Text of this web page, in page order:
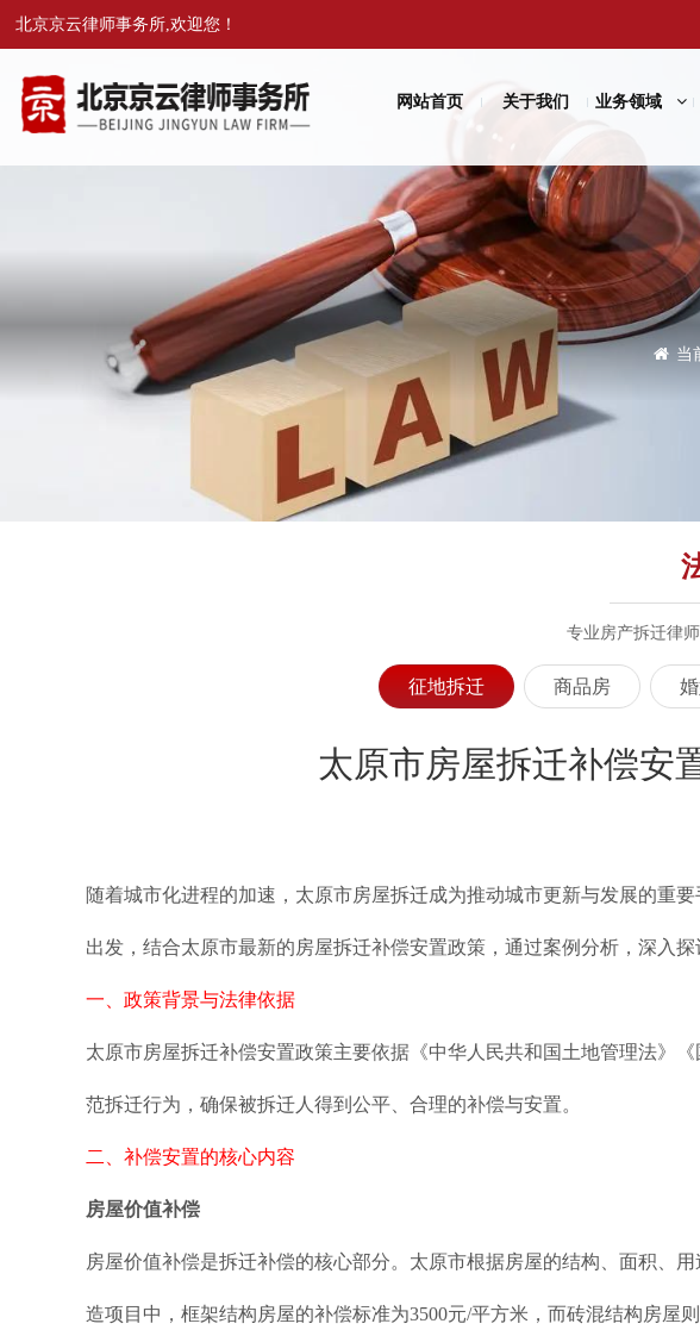
北京京云律师事务所,欢迎您！
网站首页 关于我们 业务领域
当
专业房产拆迁律
征地拆迁 商品房
太原市房屋拆迁补偿安
随着城市化进程的加速，太原市房屋拆迁成为推动城市更新与发展的重
出发，结合太原市最新的房屋拆迁补偿安置政策，通过案例分析，深入探
一、政策背景与法律依据
太原市房屋拆迁补偿安置政策主要依据《中华人民共和国土地管理法》
范拆迁行为，确保被拆迁人得到公平、合理的补偿与安置。
二、补偿安置的核心内容
房屋价值补偿
房屋价值补偿是拆迁补偿的核心部分。太原市根据房屋的结构、面积、
造项目中，框架结构房屋的补偿标准为3500元/平方米，而砖混结构房屋